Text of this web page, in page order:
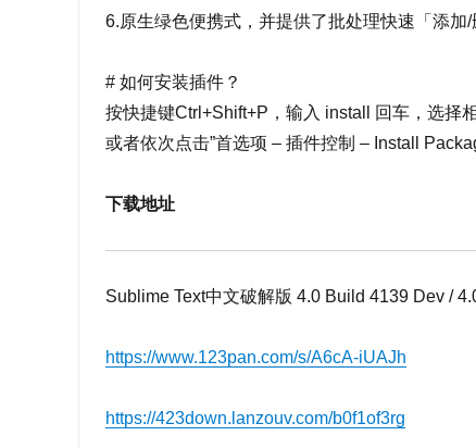
6.原生绿色便携式，并提供了批处理快速「添加/
# 如何安装插件？
按快捷键Ctrl+Shift+P，输入 install 回车，选择
或者依次点击”首选项 – 插件控制 – Install
下载地址
Sublime Text中文破解版 4.0 Build 4139 Dev /
https://www.123pan.com/s/A6cA-iUAJh
https://423down.lanzouv.com/b0f1of3rg